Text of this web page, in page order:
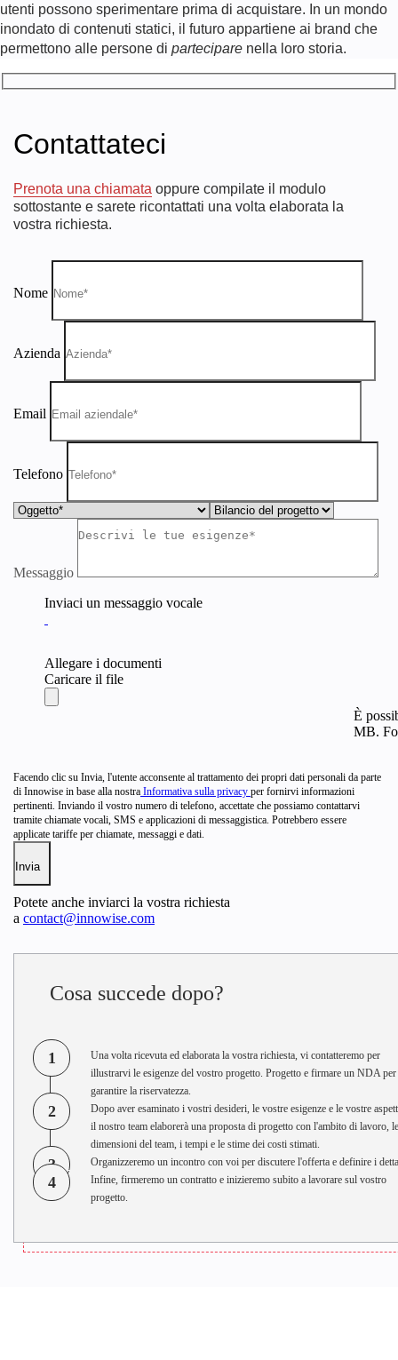
utenti possono sperimentare prima di acquistare. In un mondo
inondato di contenuti statici, il futuro appartiene ai brand che
permettono alle persone di partecipare nella loro storia.
Contattateci
Prenota una chiamata oppure compilate il modulo
sottostante e sarete ricontattati una volta elaborata la
vostra richiesta.
Nome
Azienda
Email
Telefono
Messaggio
Inviaci un messaggio vocale
Allegare i documenti
Caricare il file
È
MB.
Facendo clic su Invia, l'utente acconsente al trattamento dei propri dati personali da parte
di Innowise in base alla nostra Informativa sulla privacy per fornirvi informazioni
pertinenti. Inviando il vostro numero di telefono, accettate che possiamo contattarvi
tramite chiamate vocali, SMS e applicazioni di messaggistica. Potrebbero essere
applicate tariffe per chiamate, messaggi e dati.
Potete anche inviarci la vostra richiesta
a contact@innowise.com
Cosa succede dopo?
1
Una volta ricevuta ed elaborata la vostra richiesta, vi contatteremo per
illustrarvi le esigenze del vostro progetto. Progetto e firmare un NDA per
garantire la riservatezza.
2
Dopo aver esaminato i vostri desideri, le vostre esigenze e le vostre
il nostro team elaborerà una proposta di progetto con l'ambito di lavoro, le
dimensioni del team, i tempi e le stime dei costi stimati.
3 Organizzeremo un incontro con voi per discutere l'offerta e definire i
4
Infine, firmeremo un contratto e inizieremo subito a lavorare sul vostro
progetto.